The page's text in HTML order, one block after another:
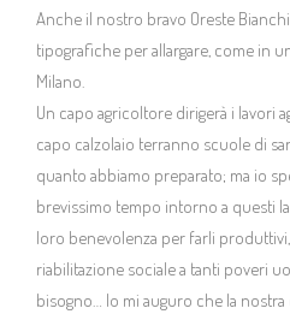
Anche il nostro bravo Oreste
tipografiche per allargare, come in
Milano.
Un capo agricoltore dirigerà i lavori
capo calzolaio terranno scuole di
quanto abbiamo preparato; ma io
brevissimo tempo intorno a questi
loro benevolenza per farli
riabilitazione sociale a tanti poveri
bisogno… Io mi auguro che la